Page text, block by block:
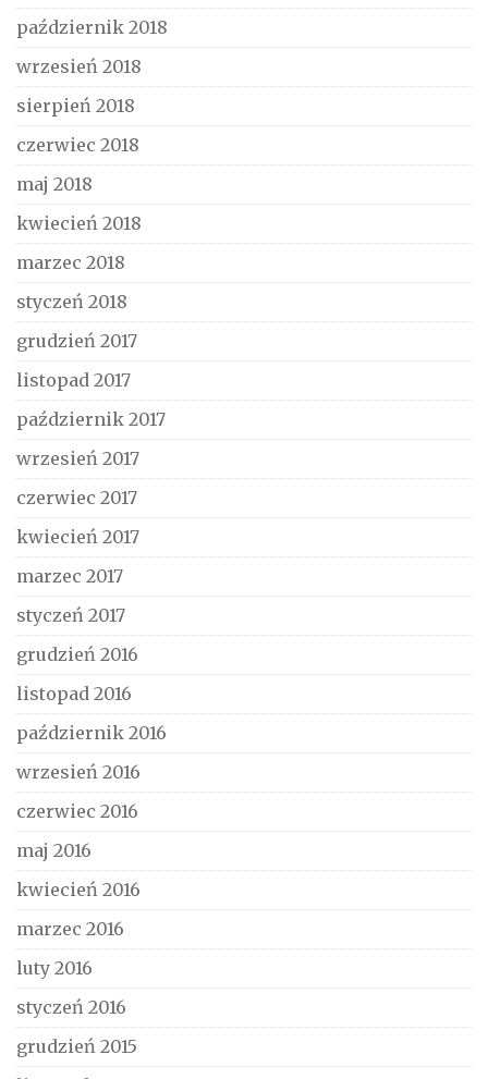
październik 2018
wrzesień 2018
sierpień 2018
czerwiec 2018
maj 2018
kwiecień 2018
marzec 2018
styczeń 2018
grudzień 2017
listopad 2017
październik 2017
wrzesień 2017
czerwiec 2017
kwiecień 2017
marzec 2017
styczeń 2017
grudzień 2016
listopad 2016
październik 2016
wrzesień 2016
czerwiec 2016
maj 2016
kwiecień 2016
marzec 2016
luty 2016
styczeń 2016
grudzień 2015